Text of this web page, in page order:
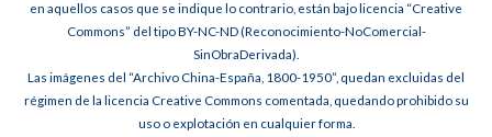
en aquellos casos que se indique lo contrario, están bajo licencia “Creative
Commons” del tipo BY-NC-ND (Reconocimiento-NoComercial-
SinObraDerivada).
Las imágenes del “Archivo China-España, 1800-1950”, quedan excluidas del
régimen de la licencia Creative Commons comentada, quedando prohibido su
uso o explotación en cualquier forma.